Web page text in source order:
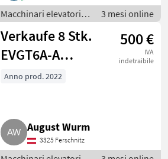
Macchinari elevatori e
per magazzino /
Carrello elevatore
3 mesi online
Verkaufe 8 Stk.
EVGT6A-A
Batterie 3,5
500 €
IVA
indetraibile
Anno prod. 2022
August Wurm
3325 Ferschnitz